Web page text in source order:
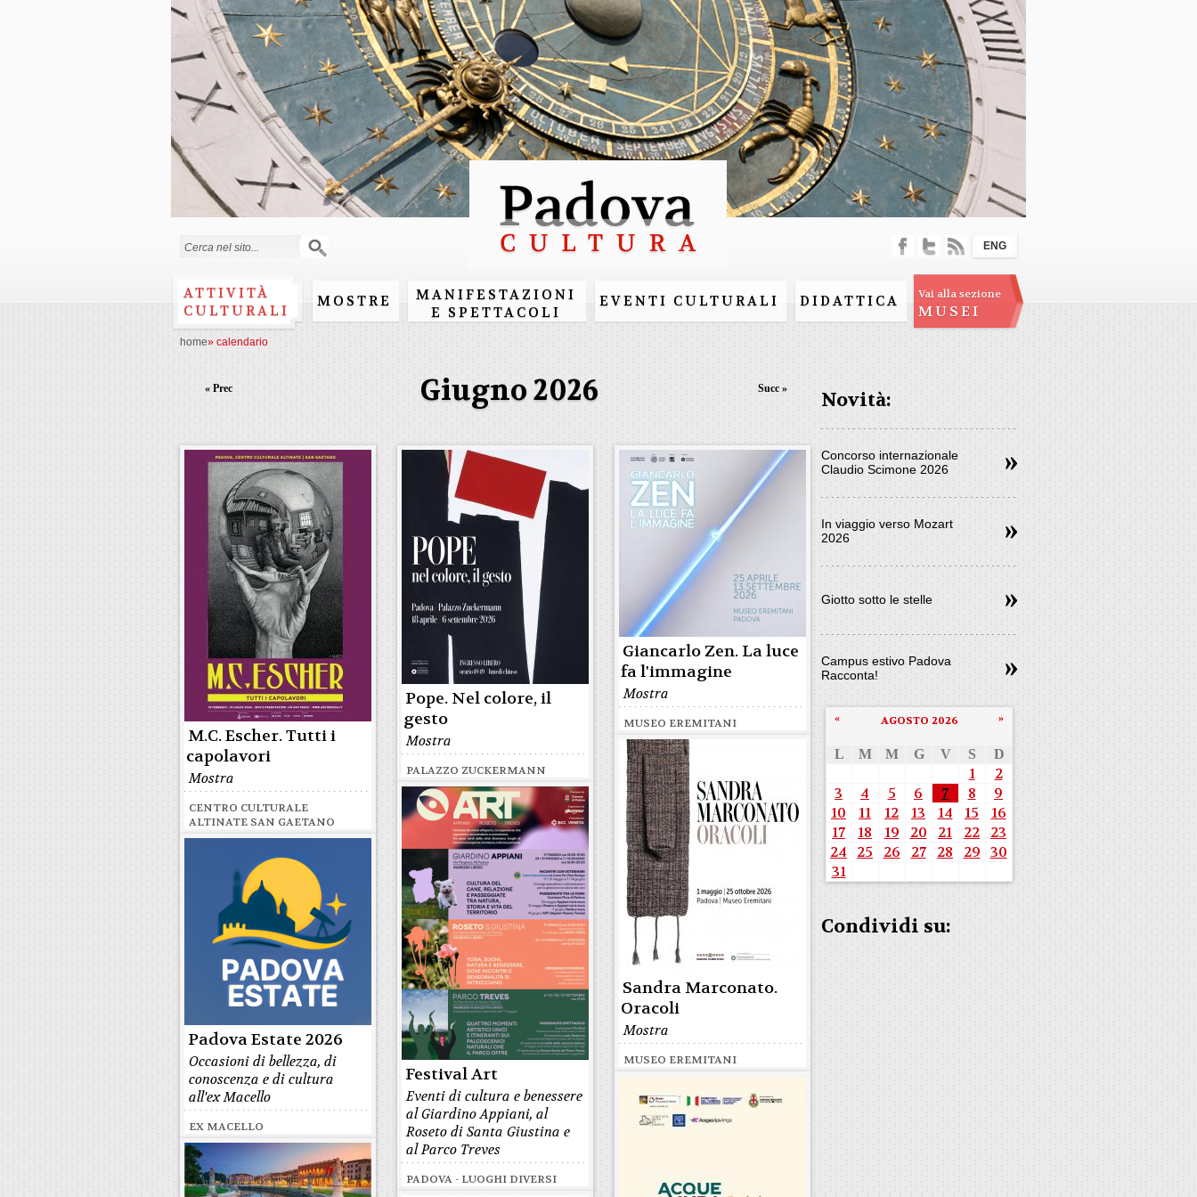
Salta al
contenuto
principale
Form di ricerca
ATTIVITÀ
CULTURALI
MOSTRE
MANIFESTAZIONI
E SPETTACOLI
EVENTI CULTURALI DIDATTICA Vai alla sezione
MUSEI
ENG
home» calendario
Giugno 2026
« Prec Succ »
M.C. Escher. Tutti i
capolavori
Mostra
CENTRO CULTURALE
ALTINATE SAN GAETANO
Pope. Nel colore, il
gesto
Mostra
PALAZZO ZUCKERMANN
Giancarlo Zen. La luce
fa l'immagine
Mostra
MUSEO EREMITANI
Sandra Marconato.
Oracoli
Mostra
MUSEO EREMITANI
Festival Art
Eventi di cultura e benessere
al Giardino Appiani, al
Roseto di Santa Giustina e
al Parco Treves
PADOVA - LUOGHI DIVERSI
Padova Estate 2026
Occasioni di bellezza, di
conoscenza e di cultura
all'ex Macello
EX MACELLO
Novità:
Concorso internazionale
Claudio Scimone 2026
In viaggio verso Mozart
2026
Giotto sotto le stelle
Campus estivo Padova
Racconta!
AGOSTO 2026
« »
L M M G V S D
1
2
3
4 5 6 7 8
9
10
11 12 13 14 15
16
17
18 19 20 21 22
23
24
25 26 27 28 29 30
31
Condividi su: